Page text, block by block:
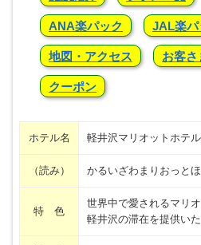
ANA楽パック JAL楽パ
地図・アクセス お客さ
クーポン
ホテル名 軽井沢マリオットホテル
（読み） かるいざわまりおっと
特 色
世界中で愛されるマリ
軽井沢の滞在を提供いた